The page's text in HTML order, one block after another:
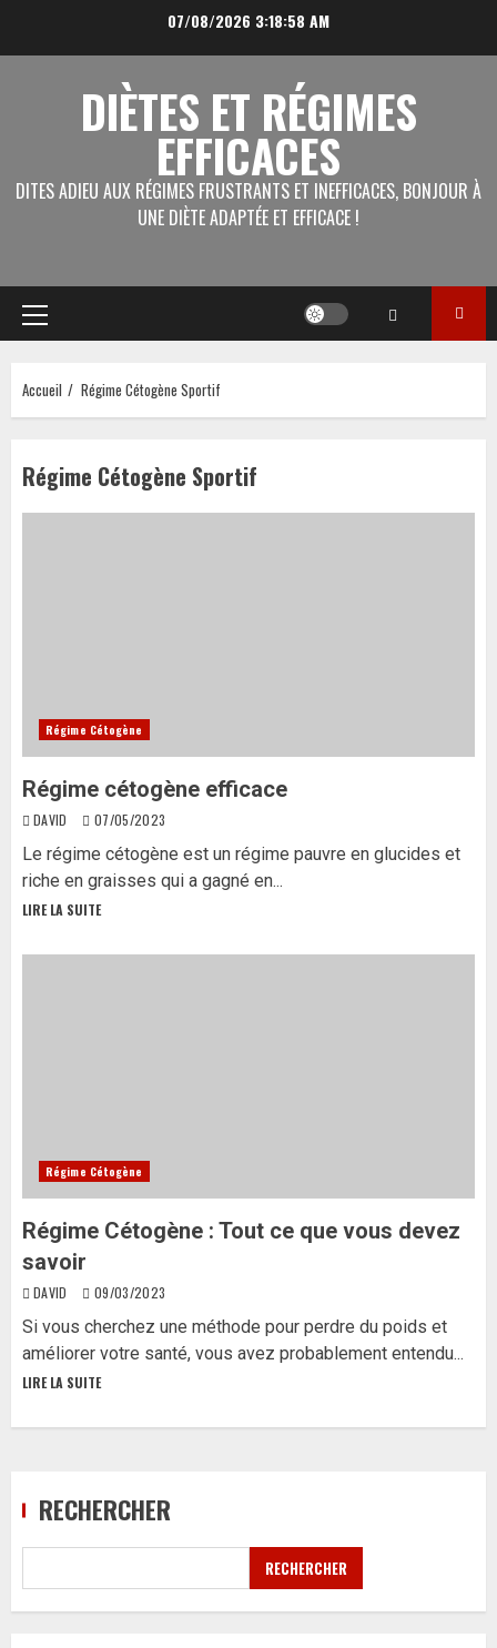
07/08/2026 3:18:58 AM
DIÈTES ET RÉGIMES
EFFICACES
DITES ADIEU AUX RÉGIMES FRUSTRANTS ET INEFFICACES, BONJOUR À
UNE DIÈTE ADAPTÉE ET EFFICACE !
Menu
principal
Accueil Régime Cétogène Sportif
Régime Cétogène Sportif
Régime Cétogène
Régime cétogène efficace
DAVID 07/05/2023
Le régime cétogène est un régime pauvre en glucides et
riche en graisses qui a gagné en...
LIRE LA SUITE
Régime Cétogène
Régime Cétogène : Tout ce que vous devez
savoir
DAVID 09/03/2023
Si vous cherchez une méthode pour perdre du poids et
améliorer votre santé, vous avez probablement entendu...
LIRE LA SUITE
RECHERCHER
RECHERCHER